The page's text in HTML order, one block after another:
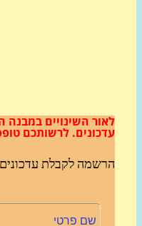
השינויים במבנה האתר
לרשותכם טופס
לקבלת עדכונים